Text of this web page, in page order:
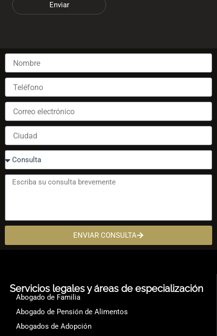
Enviar
ENVIAR CONSULTA
Servicios legales y áreas de especialización
Abogado de Familia
Abogado de Pensión de Alimentos
Abogados de Adopción